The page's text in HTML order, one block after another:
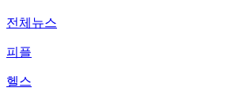
전체뉴스
피플
헬스